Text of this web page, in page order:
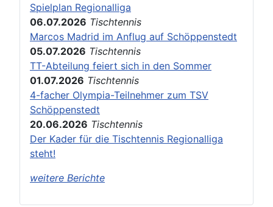
Spielplan Regionalliga
06.07.2026 Tischtennis
Marcos Madrid im Anflug auf Schöppenstedt
05.07.2026 Tischtennis
TT-Abteilung feiert sich in den Sommer
01.07.2026 Tischtennis
4-facher Olympia-Teilnehmer zum TSV
Schöppenstedt
20.06.2026 Tischtennis
Der Kader für die Tischtennis Regionalliga
steht!
weitere Berichte